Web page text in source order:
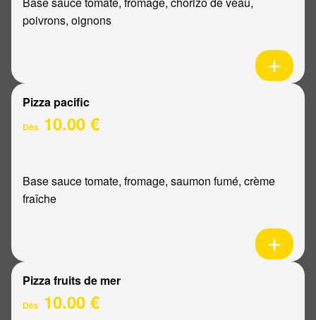
poivrons, oignons
Pizza pacific
Dès 10.00 €
Base sauce tomate, fromage, saumon fumé, crème
fraîche
Pizza fruits de mer
Dès 10.00 €